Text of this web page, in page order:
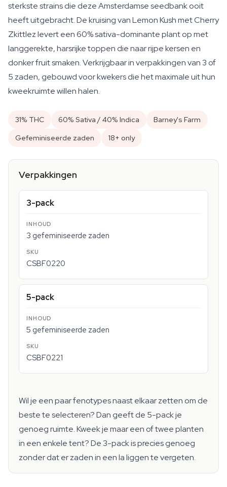
sterkste strains die deze Amsterdamse seedbank ooit
heeft uitgebracht. De kruising van Lemon Kush met Cherry
Zkittlez levert een 60% sativa-dominante plant op met
langgerekte, harsrijke toppen die naar rijpe kersen en
donker fruit smaken. Verkrijgbaar in verpakkingen van 3 of
5 zaden, gebouwd voor kwekers die het maximale uit hun
kweekruimte willen halen.
31% THC 60% Sativa / 40% Indica
Barney's Farm
Gefeminiseerde zaden
18+ only
Verpakkingen
3-pack
3 gefeminiseerde zaden
CSBF0220
5-pack
5 gefeminiseerde zaden
CSBF0221
Wil je een paar fenotypes naast elkaar zetten om de
beste te selecteren? Dan geeft de 5-pack je
genoeg ruimte. Kweek je maar een of twee planten
in een enkele tent? De 3-pack is precies genoeg
zonder dat er zaden in een la liggen te vergeten.